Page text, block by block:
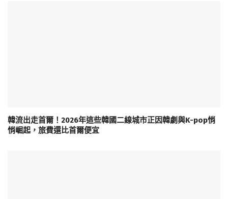
韓流出走首爾！2026年這些韓國二線城市正因韓劇與K-pop悄
悄崛起，旅費還比首爾便宜